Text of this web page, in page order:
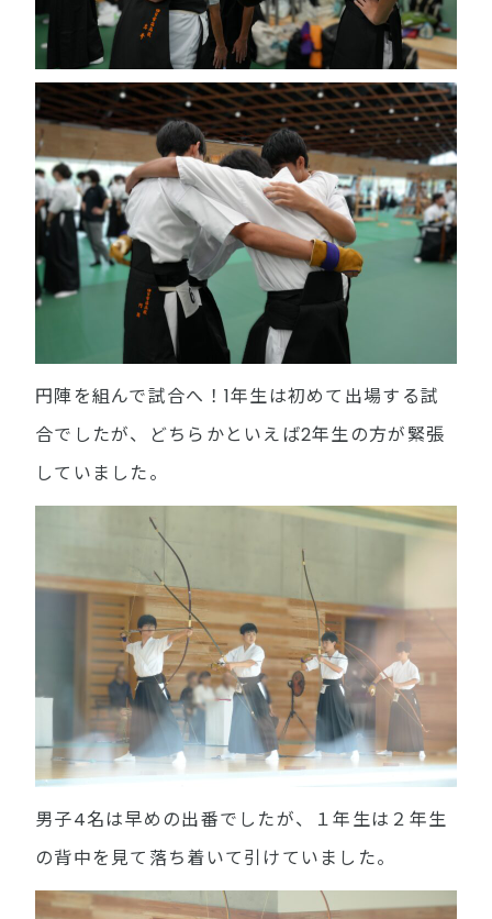
円陣を組んで試合へ！1年生は初めて出場する試
合でしたが、どちらかといえば2年生の方が緊張
していました。
男子4名は早めの出番でしたが、１年生は２年生
の背中を見て落ち着いて引けていました。